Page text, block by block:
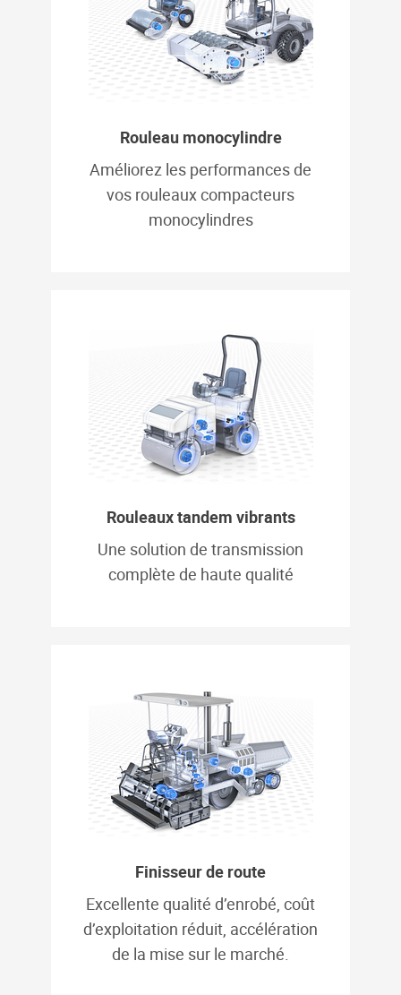
Rouleau monocylindre
Améliorez les performances de
vos rouleaux compacteurs
monocylindres
Rouleaux tandem vibrants
Une solution de transmission
complète de haute qualité
Finisseur de route
Excellente qualité d’enrobé, coût
d’exploitation réduit, accélération
de la mise sur le marché.